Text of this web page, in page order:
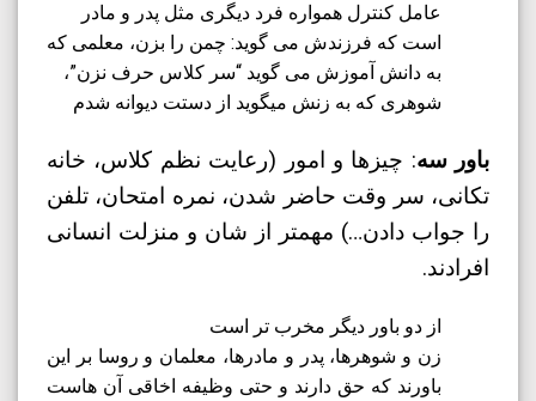
عامل کنترل همواره فرد دیگری مثل پدر و مادر
است که فرزندش می گوید: چمن را بزن، معلمی که
به دانش آموزش می گوید “سر کلاس حرف نزن”،
شوهری که به زنش میگوید از دستت دیوانه شدم
باور سه: چیزها و امور (رعایت نظم کلاس، خانه
تکانی، سر وقت حاضر شدن، نمره امتحان، تلفن
را جواب دادن…) مهمتر از شان و منزلت انسانی
افرادند.
از دو باور دیگر مخرب تر است
زن و شوهرها، پدر و مادرها، معلمان و روسا بر این
باورند که حق دارند و حتی وظیفه اخاقی آن هاست